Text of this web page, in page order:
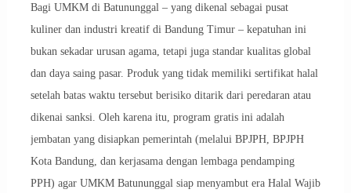
Bagi UMKM di Batununggal – yang dikenal sebagai pusat
kuliner dan industri kreatif di Bandung Timur – kepatuhan ini
bukan sekadar urusan agama, tetapi juga standar kualitas global
dan daya saing pasar. Produk yang tidak memiliki sertifikat halal
setelah batas waktu tersebut berisiko ditarik dari peredaran atau
dikenai sanksi. Oleh karena itu, program gratis ini adalah
jembatan yang disiapkan pemerintah (melalui BPJPH, BPJPH
Kota Bandung, dan kerjasama dengan lembaga pendamping
PPH) agar UMKM Batununggal siap menyambut era Halal Wajib